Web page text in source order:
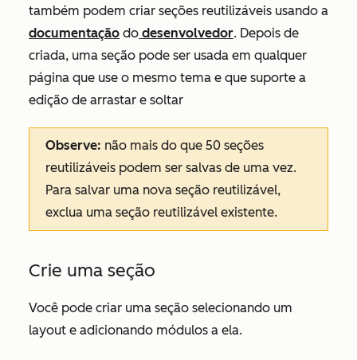
também podem criar seções reutilizáveis usando a
documentação do desenvolvedor. Depois de
criada, uma seção pode ser usada em qualquer
página que use o mesmo tema e que suporte a
edição de arrastar e soltar
Observe: não mais do que 50 seções
reutilizáveis podem ser salvas de uma vez.
Para salvar uma nova seção reutilizável,
exclua uma seção reutilizável existente.
Crie uma seção
Você pode criar uma seção selecionando um
layout e adicionando módulos a ela.